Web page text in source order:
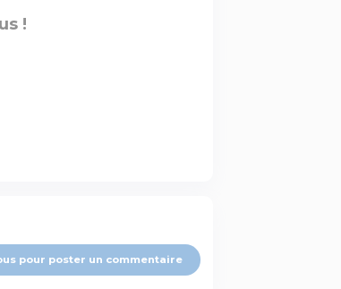
!
pour poster un commentaire